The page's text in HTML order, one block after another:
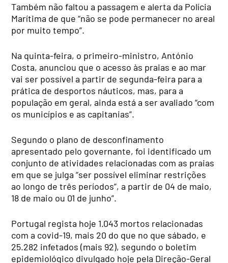
Também não faltou a passagem e alerta da Polícia
Marítima de que “não se pode permanecer no areal
por muito tempo”.
Na quinta-feira, o primeiro-ministro, António
Costa, anunciou que o acesso às praias e ao mar
vai ser possível a partir de segunda-feira para a
prática de desportos náuticos, mas, para a
população em geral, ainda está a ser avaliado “com
os municípios e as capitanias”.
Segundo o plano de desconfinamento
apresentado pelo governante, foi identificado um
conjunto de atividades relacionadas com as praias
em que se julga “ser possível eliminar restrições
ao longo de três períodos”, a partir de 04 de maio,
18 de maio ou 01 de junho”.
Portugal regista hoje 1.043 mortos relacionadas
com a covid-19, mais 20 do que no que sábado, e
25.282 infetados (mais 92), segundo o boletim
epidemiológico divulgado hoje pela Direção-Geral